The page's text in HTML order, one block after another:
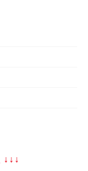
↓↓↓